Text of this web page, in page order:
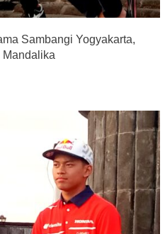
Sambangi Yogyakarta,